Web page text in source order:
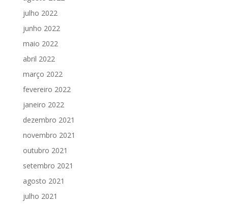
julho 2022
junho 2022
maio 2022
abril 2022
março 2022
fevereiro 2022
janeiro 2022
dezembro 2021
novembro 2021
outubro 2021
setembro 2021
agosto 2021
julho 2021